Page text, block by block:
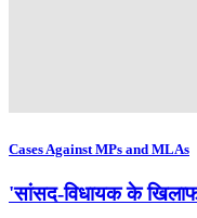
Cases Against MPs and MLAs
'सांसद-विधायक के